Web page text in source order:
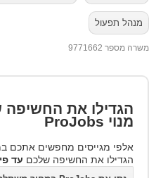
מנהל תפעול
משרה מספר 9771662
הגדילו את החשיפה
מנוי ProJobs
אלפי מגייסים מחפשים אתכם
הגדילו את החשיפה שלכם עד פי 4